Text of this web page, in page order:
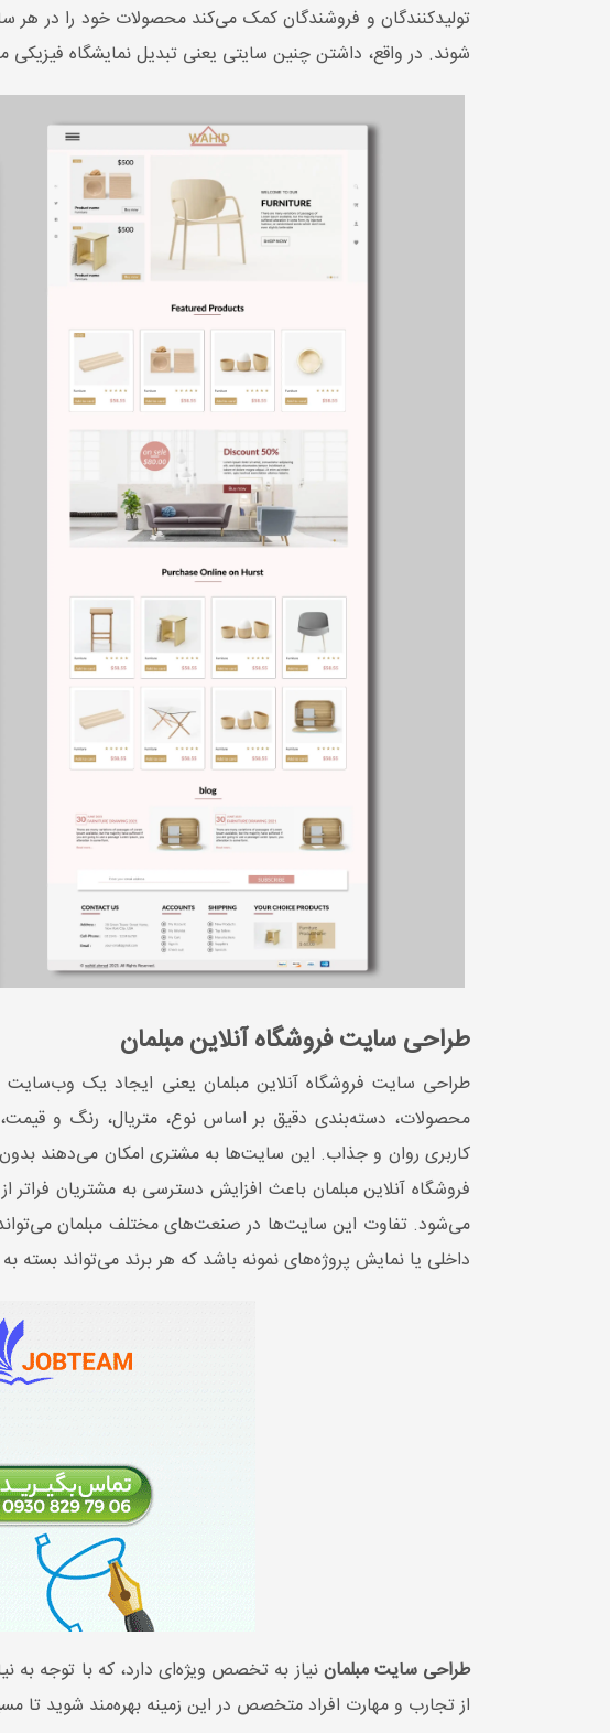
◀ لیست علاقه مندی و جستجوی
حرفه ای:بله
◀ دسته بندی پیشرفته و سیستم
◀ سیستم حسابداری پیشرفته:
◀ سیستم ارسال با پیک:بله
1ساله
تولیدکنندگان و فروشندگان کمک می‌کند محصولات خود را در
شوند. در واقع، داشتن چنین سایتی یعنی تبدیل نمایشگاه فیزیکی مبلمان به یک ویترین
طراحی سایت فروشگاه آنلاین مبلمان
طراحی سایت فروشگاه آنلاین مبلمان یعنی ایجاد یک
محصولات، دسته‌بندی دقیق بر اساس نوع، متریال، رنگ و
کاربری روان و جذاب. این سایت‌ها به مشتری امکان می‌دهند بدون
فروشگاه آنلاین مبلمان باعث افزایش دسترسی به مشتریان فراتر
می‌شود. تفاوت این سایت‌ها در صنعت‌های مختلف مبلمان
داخلی یا نمایش پروژه‌های نمونه باشد که هر برند می‌تواند بسته
طراحی سایت مبلماننیاز به تخصص ویژه‌ای دارد، که با توجه به
از تجارب و مهارت افراد متخصص در این زمینه بهره‌مند شوید تا